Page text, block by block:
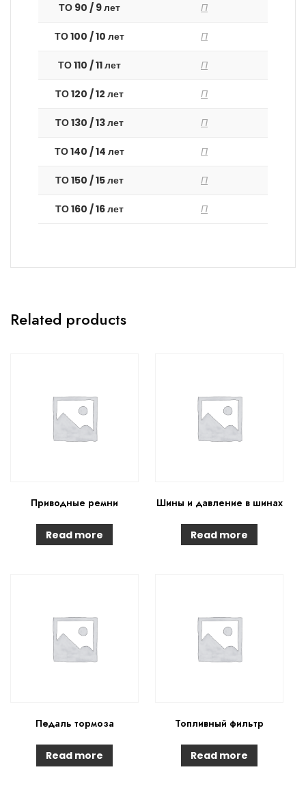
ТО 90 / 9 лет П
ТО 100 / 10 лет П
ТО 110 / 11 лет П
ТО 120 / 12 лет П
ТО 130 / 13 лет П
ТО 140 / 14 лет П
ТО 150 / 15 лет П
ТО 160 / 16 лет П
Related products
Приводные ремни
Read more
Шины и давление в шинах
Read more
Педаль тормоза
Read more
Топливный фильтр
Read more